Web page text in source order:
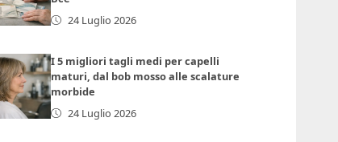
24 Luglio 2026
I 5 migliori tagli medi per capelli
maturi, dal bob mosso alle scalature
morbide
24 Luglio 2026